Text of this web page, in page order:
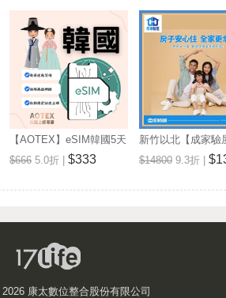
【AOTEX】eSIM韓國5天
無限高速網路吃到飽兌換
券(MO)
$666 5.0折 | $333
新竹以北【成家驗
25坪 (三房格局)超
券 (MO)
$14800 9.3折 |
2026 康太數位整合股份有限公司